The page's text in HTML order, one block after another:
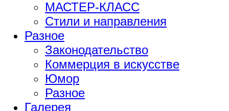
МАСТЕР-КЛАСС
Стили и направления
Разное
Законодательство
Коммерция в искусстве
Юмор
Разное
Галерея